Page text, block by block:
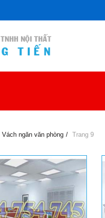
Vách ngăn văn phòng Trang 9